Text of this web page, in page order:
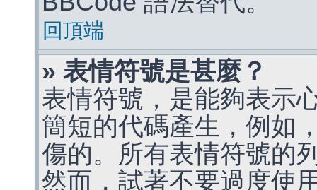
回頂端
» 表情符號是甚麼？
表情符號，是能夠表示
簡短的代碼產生，例如
傷的。所有表情符號的
然而，試著不要過度使